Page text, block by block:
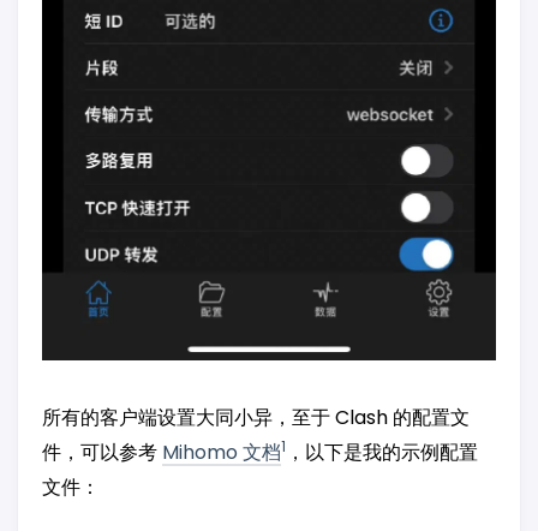
所有的客户端设置大同小异，至于 Clash 的配置文
件，可以参考 Mihomo 文档1 ，以下是我的示例配置
文件：